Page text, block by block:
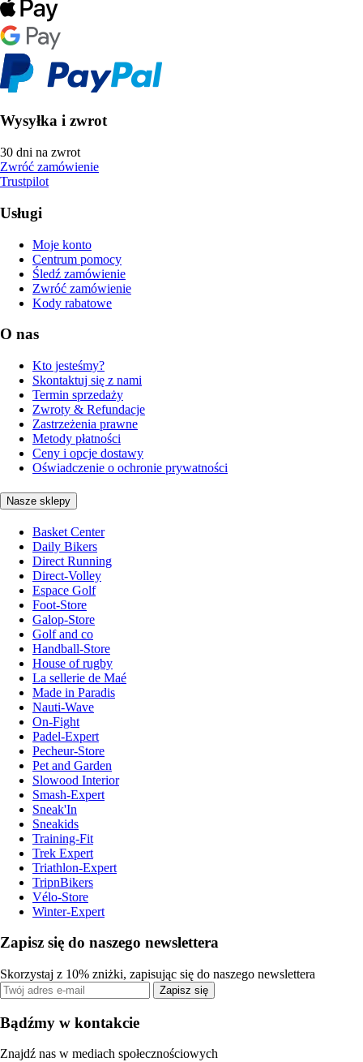
Wysyłka i zwrot
30 dni na zwrot
Zwróć zamówienie
Trustpilot
Usługi
Moje konto
Centrum pomocy
Śledź zamówienie
Zwróć zamówienie
Kody rabatowe
O nas
Kto jesteśmy?
Skontaktuj się z nami
Termin sprzedaży
Zwroty & Refundacje
Zastrzeżenia prawne
Metody płatności
Ceny i opcje dostawy
Oświadczenie o ochronie prywatności
Nasze sklepy
Basket Center
Daily Bikers
Direct Running
Direct-Volley
Espace Golf
Foot-Store
Galop-Store
Golf and co
Handball-Store
House of rugby
La sellerie de Maé
Made in Paradis
Nauti-Wave
On-Fight
Padel-Expert
Pecheur-Store
Pet and Garden
Slowood Interior
Smash-Expert
Sneak'In
Sneakids
Training-Fit
Trek Expert
Triathlon-Expert
TripnBikers
Vélo-Store
Winter-Expert
Zapisz się do naszego newslettera
Skorzystaj z 10% zniżki, zapisując się do naszego newslettera
Zapisz się
Bądźmy w kontakcie
Znajdź nas w mediach społecznościowych